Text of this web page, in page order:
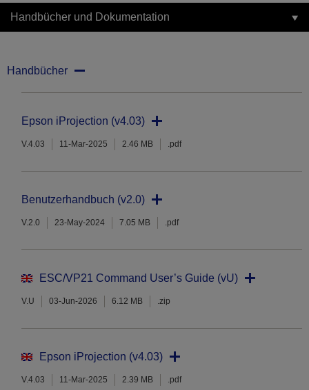
Handbücher und Dokumentation
Handbücher
Epson iProjection (v4.03)
V.4.03 11-Mar-2025 2.46 MB .pdf
Benutzerhandbuch (v2.0)
V.2.0 23-May-2024 7.05 MB .pdf
ESC/VP21 Command User’s Guide (vU)
V.U 03-Jun-2026 6.12 MB .zip
Epson iProjection (v4.03)
V.4.03 11-Mar-2025 2.39 MB .pdf